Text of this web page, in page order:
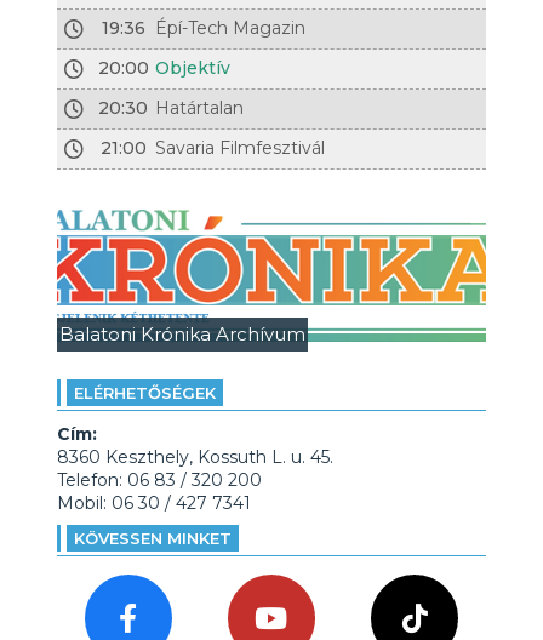
19:36
Épí-Tech Magazin
20:00 Objektív
20:30 Határtalan
21:00 Savaria Filmfesztivál
Balatoni Krónika Archívum
ELÉRHETŐSÉGEK
Cím:
8360 Keszthely, Kossuth L. u. 45.
Telefon: 06 83 / 320 200
Mobil: 06 30 / 427 7341
KÖVESSEN MINKET